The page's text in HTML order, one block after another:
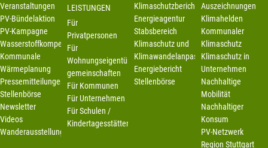
Veranstaltungen
PV-Bündelaktion
PV-Kampagne
Wasserstoffkompetenzstelle
Kommunale
Wärmeplanung
Pressemitteilungen
Stellenbörse
Newsletter
Videos
Wanderausstellung
LEISTUNGEN
Für
Privatpersonen
Für
Wohnungseigentümer-
gemeinschaften
Für Kommunen
Für Unternehmen
Für Schulen /
Kindertagesstätten
Klimaschutzbericht
Energieagentur
Stabsbereich
Klimaschutz und
Klimawandelanpassung
Energiebericht
Stellenbörse
Auszeichnungen
Klimahelden
Kommunaler
Klimaschutz
Klimaschutz in
Unternehmen
Nachhaltige
Mobilität
Nachhaltiger
Konsum
PV-Netzwerk
Region Stuttgart